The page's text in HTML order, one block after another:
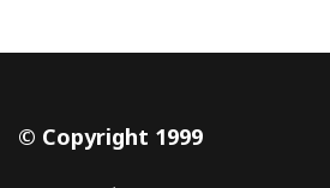
© Copyright 1999